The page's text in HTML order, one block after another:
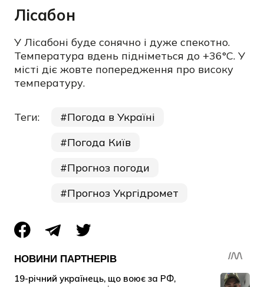
Лісабон
У Лісабоні буде сонячно і дуже спекотно.
Температура вдень підніметься до +36°C. У
місті діє жовте попередження про високу
температуру.
Теги:
Погода в Україні
Погода Київ
Прогноз погоди
Прогноз Укргідромет